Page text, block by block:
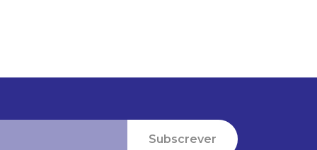
Subscrever